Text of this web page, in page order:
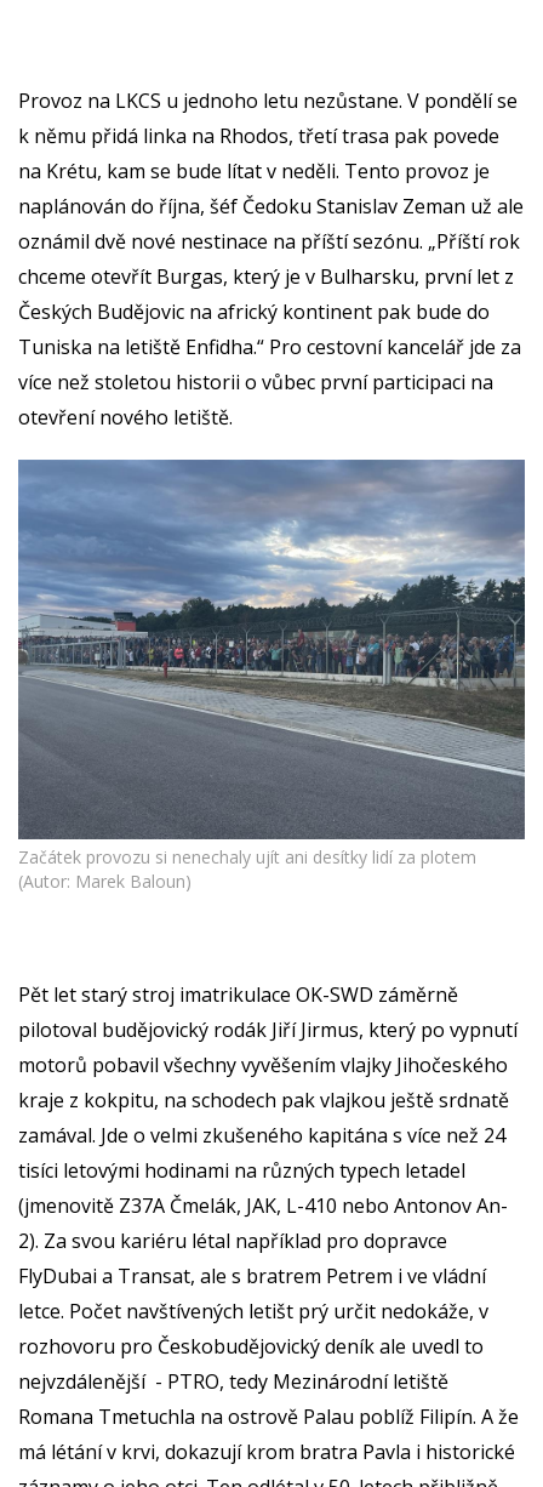
Provoz na LKCS u jednoho letu nezůstane. V pondělí se
k němu přidá linka na Rhodos, třetí trasa pak povede
na Krétu, kam se bude lítat v neděli. Tento provoz je
naplánován do října, šéf Čedoku Stanislav Zeman už ale
oznámil dvě nové nestinace na příští sezónu. „Příští rok
chceme otevřít Burgas, který je v Bulharsku, první let z
Českých Budějovic na africký kontinent pak bude do
Tuniska na letiště Enfidha.“ Pro cestovní kancelář jde za
více než stoletou historii o vůbec první participaci na
otevření nového letiště.
Začátek provozu si nenechaly ujít ani desítky lidí za plotem
(Autor: Marek Baloun)
Pět let starý stroj imatrikulace OK-SWD záměrně
pilotoval budějovický rodák Jiří Jirmus, který po vypnutí
motorů pobavil všechny vyvěšením vlajky Jihočeského
kraje z kokpitu, na schodech pak vlajkou ještě srdnatě
zamával. Jde o velmi zkušeného kapitána s více než 24
tisíci letovými hodinami na různých typech letadel
(jmenovitě Z37A Čmelák, JAK, L-410 nebo Antonov An-
2). Za svou kariéru létal například pro dopravce
FlyDubai a Transat, ale s bratrem Petrem i ve vládní
letce. Počet navštívených letišt prý určit nedokáže, v
rozhovoru pro Českobudějovický deník ale uvedl to
nejvzdálenější - PTRO, tedy Mezinárodní letiště
Romana Tmetuchla na ostrově Palau poblíž Filipín. A že
má létání v krvi, dokazují krom bratra Pavla i historické